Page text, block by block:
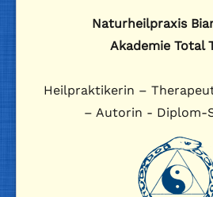
Naturheilpraxis
Akademie Total
Heilpraktikerin –
– Autorin - Diplom-